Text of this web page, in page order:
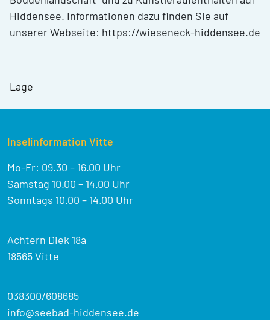
Hiddensee. Informationen dazu finden Sie auf
unserer Webseite: https://wieseneck-hiddensee.de
Lage
Inselinformation Vitte
Mo-Fr: 09.30 – 16.00 Uhr
Samstag 10.00 – 14.00 Uhr
Sonntags 10.00 – 14.00 Uhr
Achtern Diek 18a
18565 Vitte
038300/608685
info@seebad-hiddensee.de